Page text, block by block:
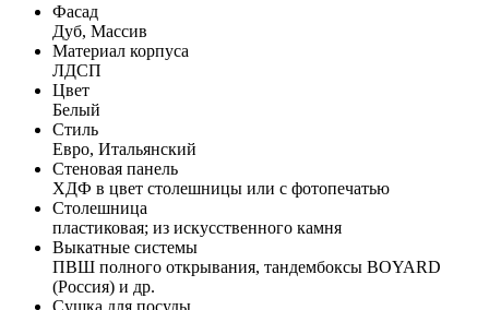
Фасад
Дуб, Массив
Материал корпуса
ЛДСП
Цвет
Белый
Стиль
Евро, Итальянский
Стеновая панель
ХДФ в цвет столешницы или с фотопечатью
Столешница
пластиковая; из искусственного камня
Выкатные системы
ПВШ полного открывания, тандембоксы BOYARD
(Россия) и др.
Сушка для посуды